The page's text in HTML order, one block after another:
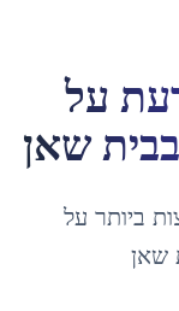
על
בבית שאן
ביותר על
שאן